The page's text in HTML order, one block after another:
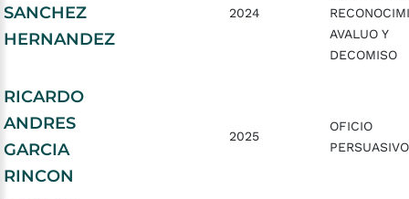
SANCHEZ
HERNANDEZ
2024
AVALUO Y
DECOMISO
RICARDO
ANDRES
GARCIA
RINCON
2025
OFICIO
PERSUASIVO